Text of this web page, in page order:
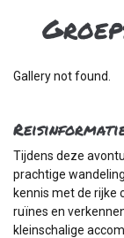
Gallery not found.
Tijdens deze
prachtige
kennis met de rijke
ruïnes en
kleinschalige